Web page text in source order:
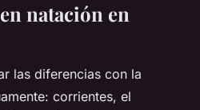
natación en
las diferencias con la
corrientes, el